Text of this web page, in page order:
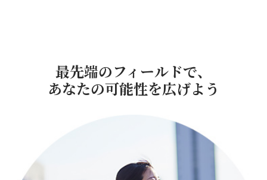
最先端のフィールドで、
あなたの可能性を広げよう